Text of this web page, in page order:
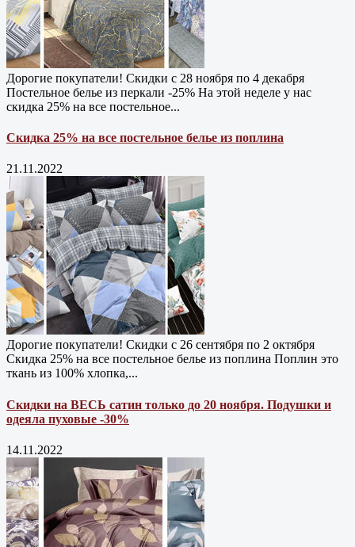
Дорогие покупатели! Скидки с 28 ноября по 4 декабря
Постельное белье из перкали -25% На этой неделе у нас
скидка 25% на все постельное...
Скидка 25% на все постельное белье из поплина
21.11.2022
Дорогие покупатели! Скидки с 26 сентября по 2 октября
Скидка 25% на все постельное белье из поплина Поплин это
ткань из 100% хлопка,...
Скидки на ВЕСЬ сатин только до 20 ноября. Подушки и
одеяла пуховые -30%
14.11.2022